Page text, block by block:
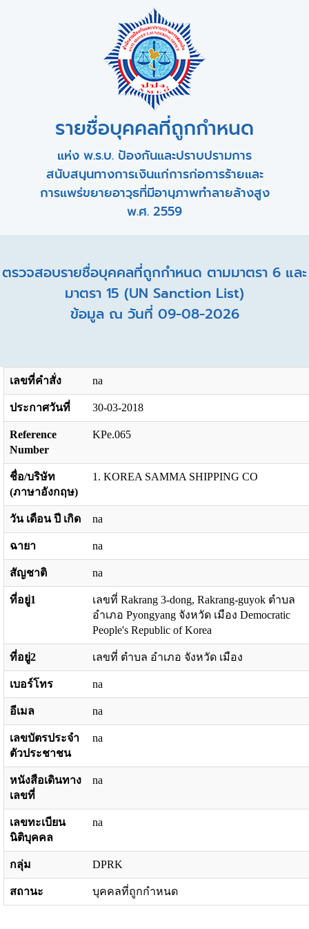
รายชื่อบุคคลที่ถูกกำหนด
แห่ง พ.ร.บ. ป้องกันและปราบปรามการ
สนับสนุนทางการเงินแก่การก่อการร้ายและ
การแพร่ขยายอาวุธที่มีอานุภาพทำลายล้างสูง
พ.ศ. 2559
ตรวจสอบรายชื่อบุคคลที่ถูกกำหนด ตามมาตรา 6 และ
มาตรา 15 (UN Sanction List)
ข้อมูล ณ วันที่ 09-08-2026
เลขที่คำสั่ง na
ประกาศวันที่ 30-03-2018
Reference
Number
KPe.065
ชื่อ/บริษัท
(ภาษาอังกฤษ)
1. KOREA SAMMA SHIPPING CO
วัน เดือน ปี เกิด na
ฉายา na
สัญชาติ na
ที่อยู่1
เลขที่ Rakrang 3-dong, Rakrang-guyok ตำบล
อำเภอ Pyongyang จังหวัด เมือง Democratic
People's Republic of Korea
ที่อยู่2 เลขที่ ตำบล อำเภอ จังหวัด เมือง
เบอร์โทร na
อีเมล na
เลขบัตรประจำ
ตัวประชาชน
na
หนังสือเดินทาง
เลขที่
na
เลขทะเบียน
นิติบุคคล
na
กลุ่ม DPRK
สถานะ บุคคลที่ถูกกำหนด